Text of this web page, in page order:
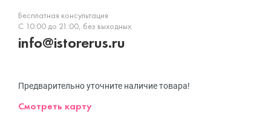
Бесплатная консультация
С 10:00 до 21:00, без выходных
info@istorerus.ru
Предварительно уточните наличие товара!
Смотреть карту